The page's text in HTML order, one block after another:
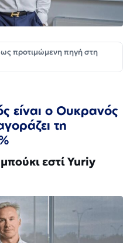
προτιμώμενη πηγή στη
είναι ο Ουκρανός
τη
εστί Yuriy